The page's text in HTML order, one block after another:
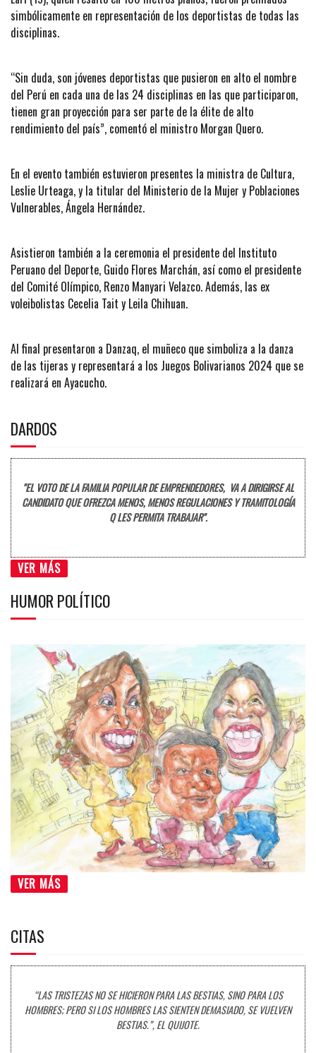
simbólicamente en representación de los deportistas de todas las
disciplinas.
“Sin duda, son jóvenes deportistas que pusieron en alto el nombre
del Perú en cada una de las 24 disciplinas en las que participaron,
tienen gran proyección para ser parte de la élite de alto
rendimiento del país”, comentó el ministro Morgan Quero.
En el evento también estuvieron presentes la ministra de Cultura,
Leslie Urteaga, y la titular del Ministerio de la Mujer y Poblaciones
Vulnerables, Ángela Hernández.
Asistieron también a la ceremonia el presidente del Instituto
Peruano del Deporte, Guido Flores Marchán, así como el presidente
del Comité Olímpico, Renzo Manyari Velazco. Además, las ex
voleibolistas Cecelia Tait y Leila Chihuan.
Al final presentaron a Danzaq, el muñeco que simboliza a la danza
de las tijeras y representará a los Juegos Bolivarianos 2024 que se
realizará en Ayacucho.
DARDOS
"EL VOTO DE LA FAMILIA POPULAR DE EMPRENDEDORES, VA A DIRIGIRSE AL
CANDIDATO QUE OFREZCA MENOS, MENOS REGULACIONES Y TRAMITOLOGÍA
Q LES PERMITA TRABAJAR".
VER MÁS
HUMOR POLÍTICO
VER MÁS
CITAS
“LAS TRISTEZAS NO SE HICIERON PARA LAS BESTIAS, SINO PARA LOS
HOMBRES; PERO SI LOS HOMBRES LAS SIENTEN DEMASIADO, SE VUELVEN
BESTIAS.”, EL QUIJOTE.